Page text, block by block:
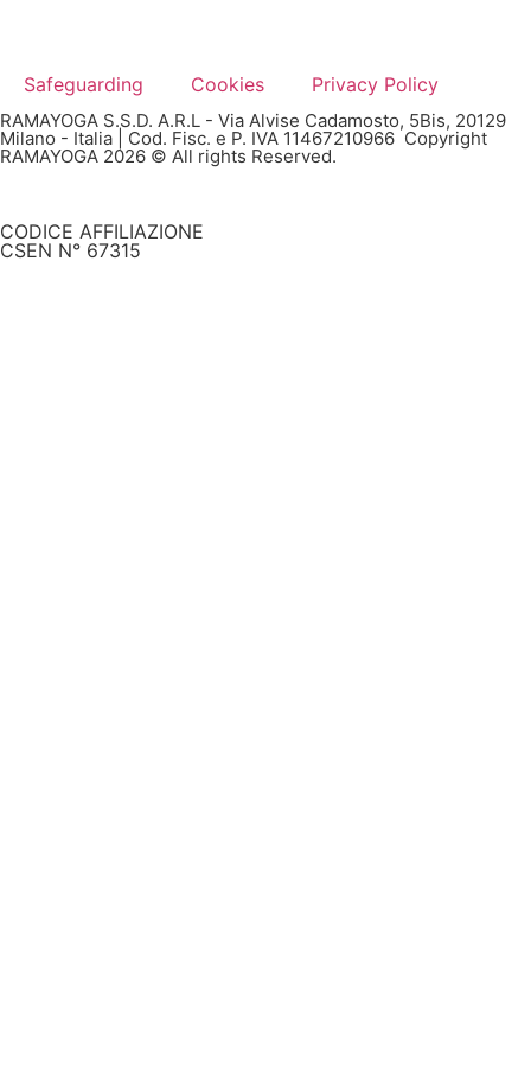
Safeguarding Cookies Privacy Policy
RAMAYOGA S.S.D. A.R.L - Via Alvise Cadamosto, 5Bis, 20129
Milano - Italia | Cod. Fisc. e P. IVA 11467210966 Copyright
RAMAYOGA 2026 © All rights Reserved.
CODICE AFFILIAZIONE
CSEN N° 67315